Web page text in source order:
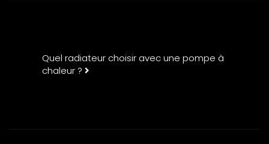
Quel radiateur choisir avec une pompe à
chaleur ?